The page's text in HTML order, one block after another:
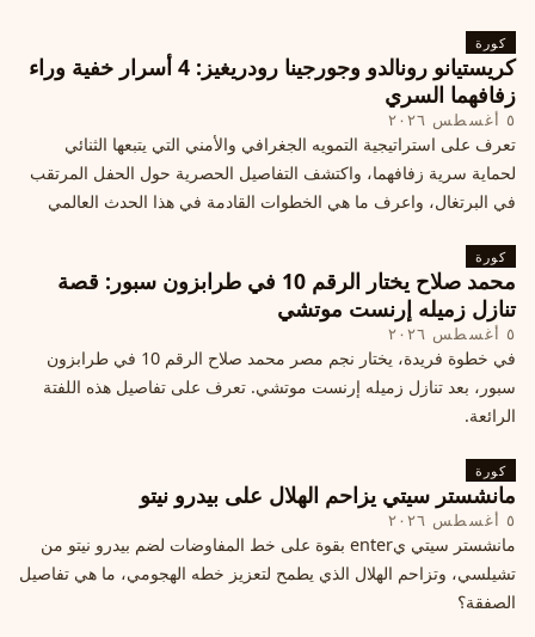
كورة
كريستيانو رونالدو وجورجينا رودريغيز: 4 أسرار خفية وراء
زفافهما السري
٥ أغسطس ٢٠٢٦
تعرف على استراتيجية التمويه الجغرافي والأمني التي يتبعها الثنائي
لحماية سرية زفافهما، واكتشف التفاصيل الحصرية حول الحفل المرتقب
في البرتغال، واعرف ما هي الخطوات القادمة في هذا الحدث العالمي
كورة
محمد صلاح يختار الرقم 10 في طرابزون سبور: قصة
تنازل زميله إرنست موتشي
٥ أغسطس ٢٠٢٦
في خطوة فريدة، يختار نجم مصر محمد صلاح الرقم 10 في طرابزون
سبور، بعد تنازل زميله إرنست موتشي. تعرف على تفاصيل هذه اللفتة
الرائعة.
كورة
مانشستر سيتي يزاحم الهلال على بيدرو نيتو
٥ أغسطس ٢٠٢٦
مانشستر سيتي يenter بقوة على خط المفاوضات لضم بيدرو نيتو من
تشيلسي، وتزاحم الهلال الذي يطمح لتعزيز خطه الهجومي، ما هي تفاصيل
الصفقة؟